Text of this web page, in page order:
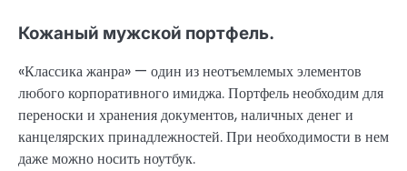
Кожаный мужской портфель.
«Классика жанра» — один из неотъемлемых элементов
любого корпоративного имиджа. Портфель необходим для
переноски и хранения документов, наличных денег и
канцелярских принадлежностей. При необходимости в нем
даже можно носить ноутбук.